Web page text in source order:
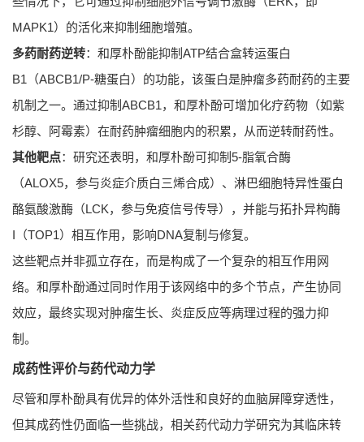
MAPK1）的活化来抑制细胞增殖。
多药耐药逆转：和厚朴酚能抑制ATP结合盒转运蛋白
B1（ABCB1/P-糖蛋白）的功能，该蛋白是肿瘤多药耐药的主要
机制之一。通过抑制ABCB1，和厚朴酚可增加化疗药物（如紫
杉醇、阿霉素）在耐药肿瘤细胞内的积累，从而逆转耐药性。
其他靶点：研究还表明，和厚朴酚可抑制5-脂氧合酶
（ALOX5，参与炎症介质白三烯合成）、淋巴细胞特异性蛋白
酪氨酸激酶（LCK，参与免疫信号传导），并能与拓扑异构酶
I（TOP1）相互作用，影响DNA复制与修复。
这些靶点并非孤立存在，而是构成了一个复杂的相互作用网
络。和厚朴酚通过同时作用于该网络中的多个节点，产生协同
效应，最终实现对肿瘤生长、炎症反应等病理过程的强力抑
制。
成药性评价与药代动力学
尽管和厚朴酚具有优异的体外活性和良好的血脑屏障穿透性，
但其成药性仍面临一些挑战，相关药代动力学研究为其临床转